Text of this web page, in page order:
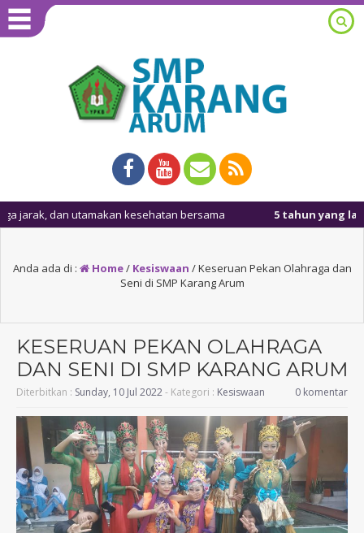
utamakan kesehatan bersama 5 tahun yang lalu/ Masuk
Anda ada di : Home/ Kesiswaan /Keseruan Pekan Olahraga dan
Seni di SMP Karang Arum
KESERUAN PEKAN OLAHRAGA
DAN SENI DI SMP KARANG ARUM
Diterbitkan : Sunday, 10 Jul 2022- Kategori : Kesiswaan 0 komentar